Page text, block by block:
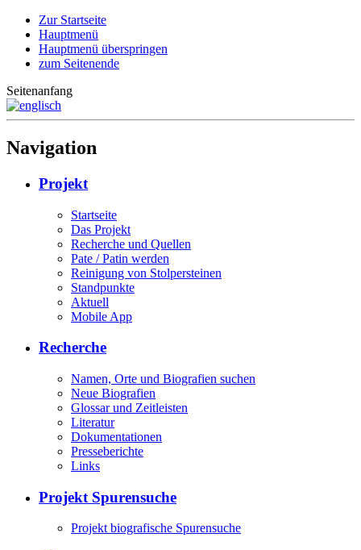
Zur Startseite
Hauptmenü
Hauptmenü überspringen
zum Seitenende
Seitenanfang
Navigation
Projekt
Startseite
Das Projekt
Recherche und Quellen
Pate / Patin werden
Reinigung von Stolpersteinen
Standpunkte
Aktuell
Mobile App
Recherche
Namen, Orte und Biografien suchen
Neue Biografien
Glossar und Zeitleisten
Literatur
Dokumentationen
Presseberichte
Links
Projekt Spurensuche
Projekt biografische Spurensuche